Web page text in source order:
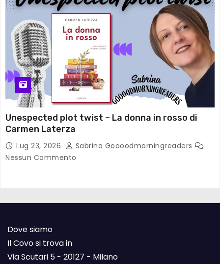
Unespected plot twist – La donna in rosso di
Carmen Laterza
Lug 23, 2026
Sabrina Goooodmorningreaders
Nessun Commento
Dove siamo
Il Covo si trova in
Via Scutari 5 - 20127 - Milano